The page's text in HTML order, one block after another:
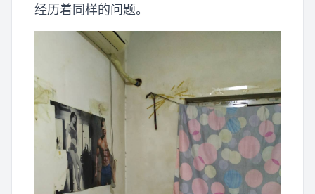
经历着同样的问题。